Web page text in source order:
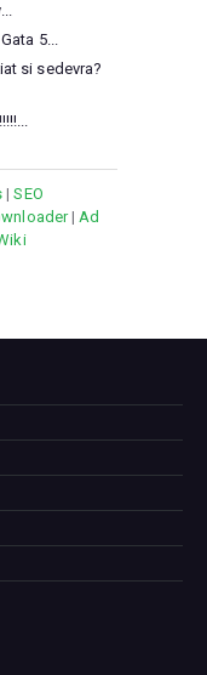
5...
si sedevra?
|SEO
|Ad